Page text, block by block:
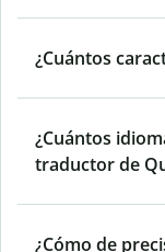
¿Cuántos
¿Cuántos
traductor de
¿Cómo de